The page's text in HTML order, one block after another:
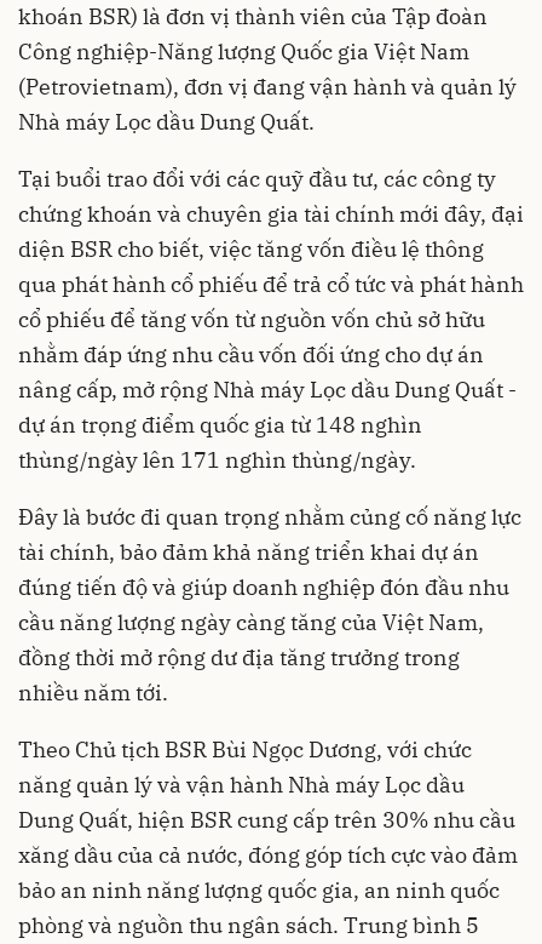
khoán BSR) là đơn vị thành viên của Tập đoàn
Công nghiệp-Năng lượng Quốc gia Việt Nam
(Petrovietnam), đơn vị đang vận hành và quản lý
Nhà máy Lọc dầu Dung Quất.
Tại buổi trao đổi với các quỹ đầu tư, các công ty
chứng khoán và chuyên gia tài chính mới đây, đại
diện BSR cho biết, việc tăng vốn điều lệ thông
qua phát hành cổ phiếu để trả cổ tức và phát hành
cổ phiếu để tăng vốn từ nguồn vốn chủ sở hữu
nhằm đáp ứng nhu cầu vốn đối ứng cho dự án
nâng cấp, mở rộng Nhà máy Lọc dầu Dung Quất -
dự án trọng điểm quốc gia từ 148 nghìn
thùng/ngày lên 171 nghìn thùng/ngày.
Đây là bước đi quan trọng nhằm củng cố năng lực
tài chính, bảo đảm khả năng triển khai dự án
đúng tiến độ và giúp doanh nghiệp đón đầu nhu
cầu năng lượng ngày càng tăng của Việt Nam,
đồng thời mở rộng dư địa tăng trưởng trong
nhiều năm tới.
Theo Chủ tịch BSR Bùi Ngọc Dương, với chức
năng quản lý và vận hành Nhà máy Lọc dầu
Dung Quất, hiện BSR cung cấp trên 30% nhu cầu
xăng dầu của cả nước, đóng góp tích cực vào đảm
bảo an ninh năng lượng quốc gia, an ninh quốc
phòng và nguồn thu ngân sách. Trung bình 5